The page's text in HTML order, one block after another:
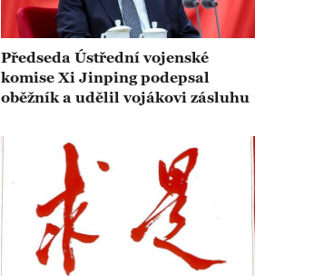
Předseda Ústřední vojenské
komise Xi Jinping podepsal
oběžník a udělil vojákovi zásluhu